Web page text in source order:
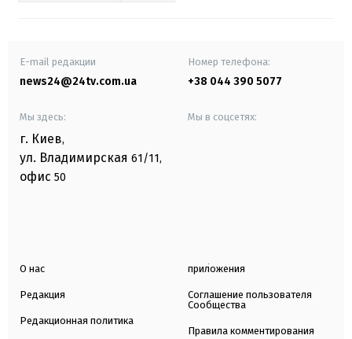
E-mail редакции
news24@24tv.com.ua
Номер телефона:
+38 044 390 5077
Мы здесь:
г. Киев,
ул. Владимирская 61/11,
офис 50
Мы в соцсетях:
О нас
Редакция
Редакционная политика
приложения
Соглашение пользователя
Сообщества
Правила комментирования